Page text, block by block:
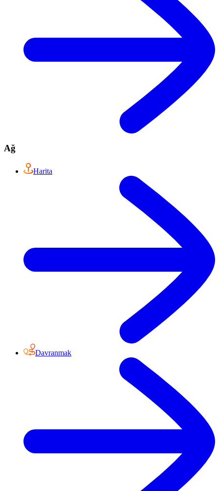
Ağ
Harita
Davranmak